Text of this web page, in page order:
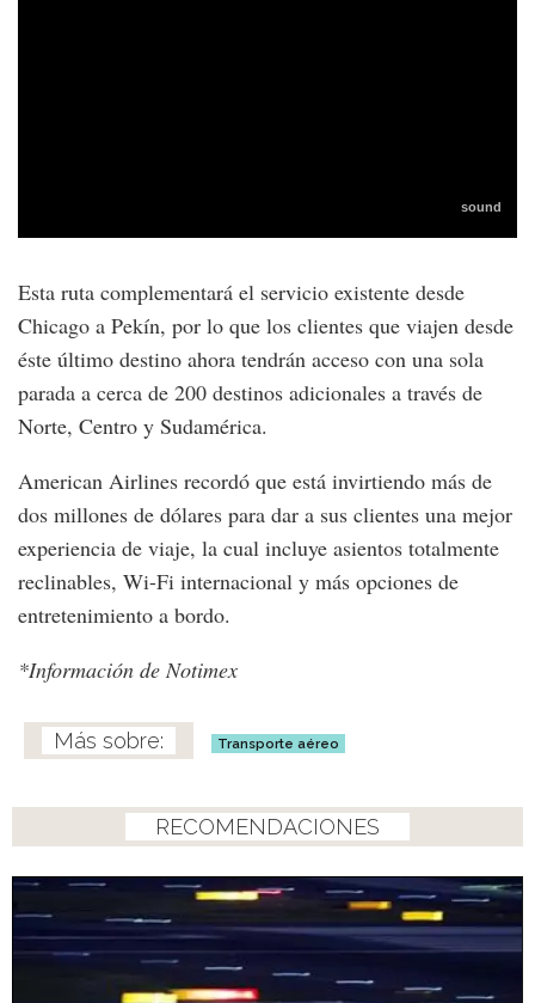
Esta ruta complementará el servicio existente desde
Chicago a Pekín, por lo que los clientes que viajen desde
éste último destino ahora tendrán acceso con una sola
parada a cerca de 200 destinos adicionales a través de
Norte, Centro y Sudamérica.
American Airlines recordó que está invirtiendo más de
dos millones de dólares para dar a sus clientes una mejor
experiencia de viaje, la cual incluye asientos totalmente
reclinables, Wi-Fi internacional y más opciones de
entretenimiento a bordo.
*Información de Notimex
Transporte aéreo
RECOMENDACIONES